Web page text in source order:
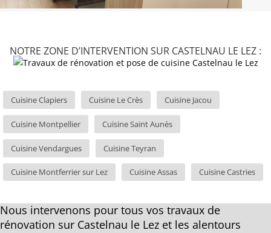
NOTRE ZONE D’INTERVENTION SUR CASTELNAU LE LEZ :
Cuisine Clapiers Cuisine Le Crès Cuisine Jacou
Cuisine Montpellier Cuisine Saint Aunès
Cuisine Vendargues Cuisine Teyran
Cuisine Montferrier sur Lez Cuisine Assas Cuisine Castries
Nous intervenons pour tous vos travaux de
rénovation sur Castelnau le Lez et les alentours